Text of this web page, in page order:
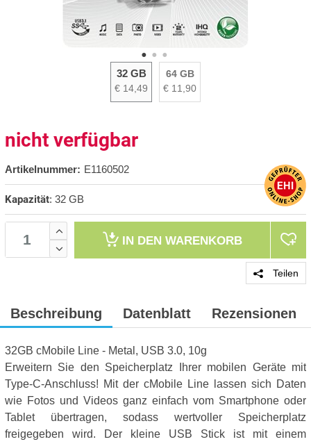
32 GB
€ 14,49
64 GB
€ 11,90
nicht verfügbar
Artikelnummer: E1160502
Kapazität: 32 GB
IN DEN WARENKORB
Teilen
Beschreibung Datenblatt Rezensionen
32GB cMobile Line - Metal, USB 3.0, 10g
Erweitern Sie den Speicherplatz Ihrer mobilen Geräte mit
Type-C-Anschluss! Mit der cMobile Line lassen sich Daten
wie Fotos und Videos ganz einfach vom Smartphone oder
Tablet übertragen, sodass wertvoller Speicherplatz
freigegeben wird. Der kleine USB Stick ist mit einem